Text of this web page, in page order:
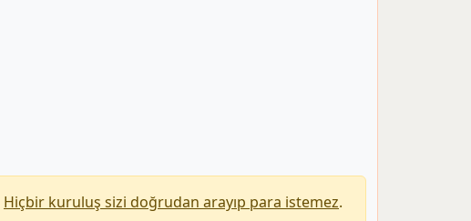
Hiçbir kuruluş sizi doğrudan arayıp para istemez.